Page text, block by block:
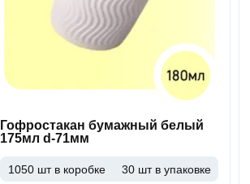
Гофростакан бумажный белый
175мл d-71мм
1050 шт в коробке 30 шт в упаковке